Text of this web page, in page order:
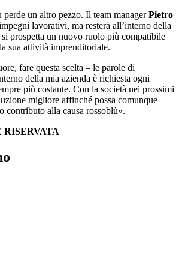
un altro pezzo. Il team managerPietro
lavorativi, ma resterà all’interno della
prospetta un nuovo ruolo più compatibile
sua attività imprenditoriale.
fare questa scelta – le parole di
della mia azienda è richiesta ogni
più costante. Con la società nei prossimi
migliore affinché possa comunque
contributo alla causa rossoblù».